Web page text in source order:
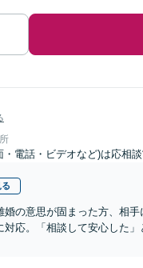
・電話・ビデオなど)は応相談
婚の意思が固まった方、相
応。「相談して安心した